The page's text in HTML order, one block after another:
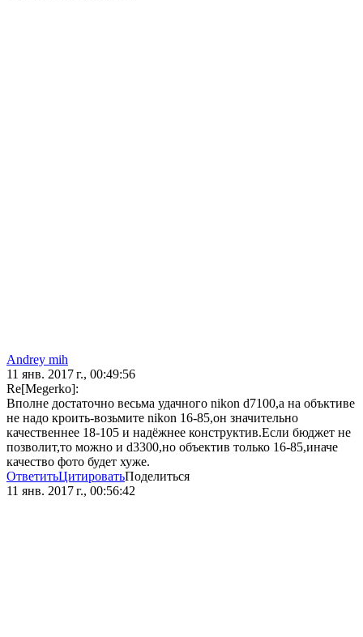
Andrey mih
11 янв. 2017 г., 00:49:56
Re[Megerko]:
Вполне достаточно весьма удачного nikon d7100,а на объктиве
не надо кроить-возьмите nikon 16-85,он значительно
качественнее 18-105 и надёжнее конструктив.Если бюджет не
позволит,то можно и d3300,но объектив только 16-85,иначе
качество фото будет хуже.
ОтветитьЦитироватьПоделиться
11 янв. 2017 г., 00:56:42